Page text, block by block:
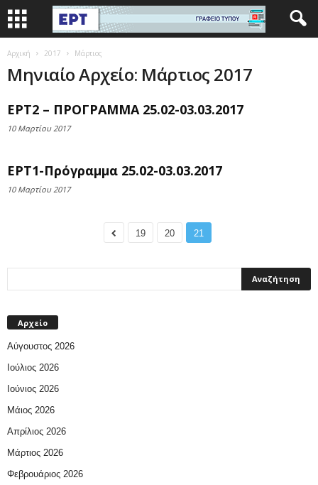
Αρχική 2017 Μάρτιος
Μηνιαίο Αρχείο: Μάρτιος 2017
ΕΡΤ2 – ΠΡΟΓΡΑΜΜΑ 25.02-03.03.2017
10 Μαρτίου 2017
ΕΡΤ1-Πρόγραμμα 25.02-03.03.2017
10 Μαρτίου 2017
19 20 21
Αρχείο
Αύγουστος 2026
Ιούλιος 2026
Ιούνιος 2026
Μάιος 2026
Απρίλιος 2026
Μάρτιος 2026
Φεβρουάριος 2026